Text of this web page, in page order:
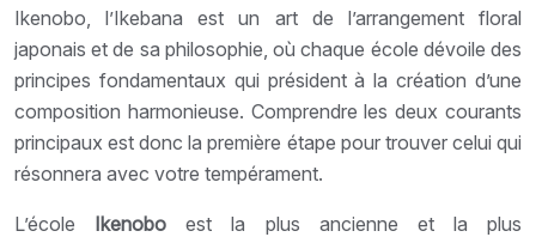
Ikenobo, l’Ikebana est un art de l’arrangement floral
japonais et de sa philosophie, où chaque école dévoile des
principes fondamentaux qui président à la création d’une
composition harmonieuse. Comprendre les deux courants
principaux est donc la première étape pour trouver celui qui
résonnera avec votre tempérament.
L’école Ikenobo est la plus ancienne et la plus